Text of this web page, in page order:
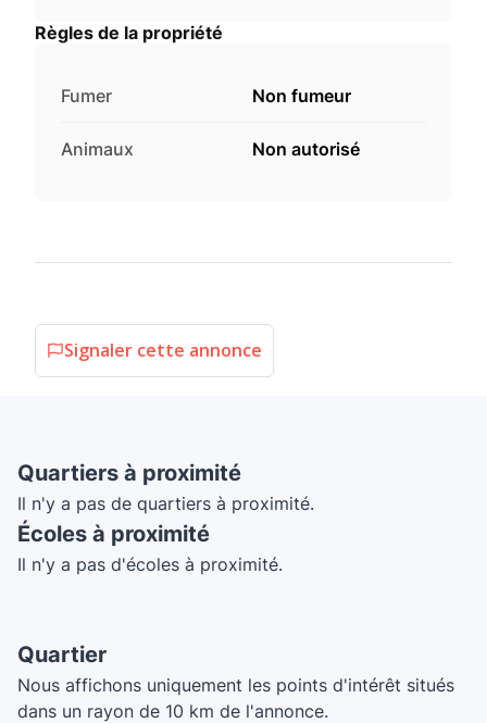
Règles de la propriété
Fumer Non fumeur
Animaux Non autorisé
Signaler cette annonce
Quartiers à proximité
Il n'y a pas de quartiers à proximité.
Écoles à proximité
Il n'y a pas d'écoles à proximité.
Quartier
Nous affichons uniquement les points d'intérêt situés
dans un rayon de 10 km de l'annonce.